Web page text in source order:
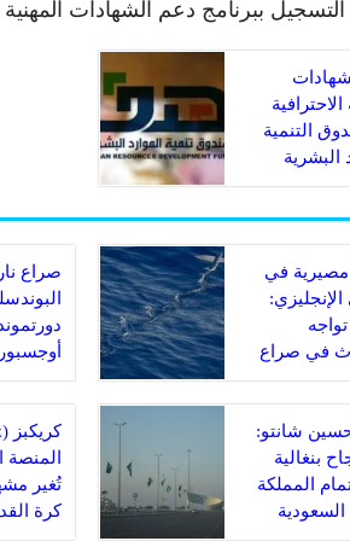
ببرنامج دعم الشهادات المهنية
الاحترافية
التنمية
البشرية
في
في صراع
صراع
مباراة
شانتو:
بنغالية
المملكة
السعودية
المنصة
تُغير
كرة